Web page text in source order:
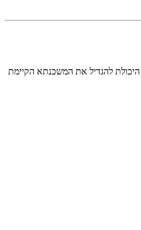
להגדיל את המשכנתא הקיימת